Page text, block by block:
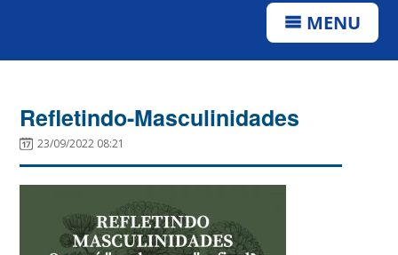
MENU
Refletindo-Masculinidades
23/09/2022 08:21